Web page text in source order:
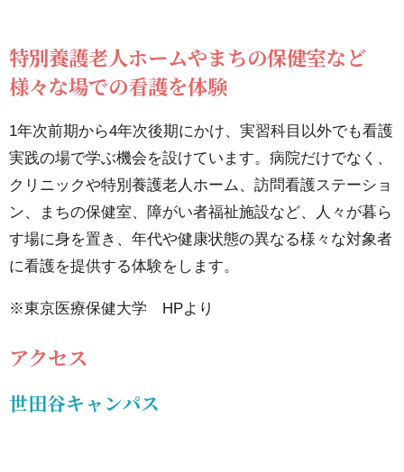
実践
的な
を体
験
4.2.
特別
養護
ホー
ムや
の保
特別養護老人ホームやまちの保健室など
様々な場での看護を体験
1年次前期から4年次後期にかけ、実習科目以外でも看護
実践の場で学ぶ機会を設けています。病院だけでなく、
クリニックや特別養護老人ホーム、訪問看護ステーショ
ン、まちの保健室、障がい者福祉施設など、人々が暮ら
す場に身を置き、年代や健康状態の異なる様々な対象者
に看護を提供する体験をします。
※東京医療保健大学 HPより
アクセス
世田谷キャンパス